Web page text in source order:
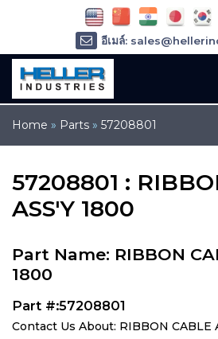
Home » Parts » 57208801
57208801 :
ASS'Y 1800
Part Name: RIBBON
1800
Part #:57208801
Contact Us About: RIBBON CABLE
อีเมล์:
อีเมล์:
โทรศัพท์ :